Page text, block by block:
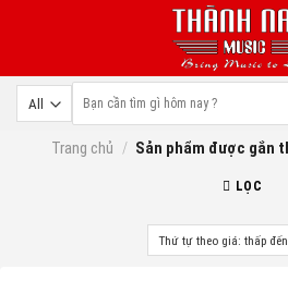
Trang chủ / Sản phẩm được gắn
LỌC